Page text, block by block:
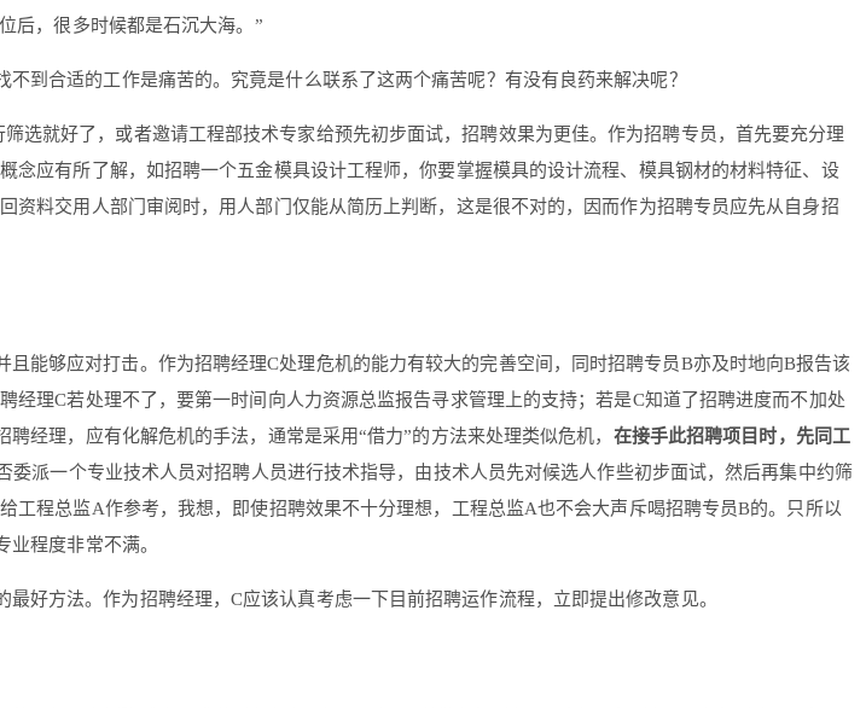
后，很多时候都是石沉大海。”
不到合适的工作是痛苦的。究竟是什么联系了这两个痛苦呢？有没有良药来解决呢？
选就好了，或者邀请工程部技术专家给预先初步面试，招聘效果为更佳。作为招聘专员，首先要充分理
应有所了解，如招聘一个五金模具设计工程师，你要掌握模具的设计流程、模具钢材的材料特征、设
料交用人部门审阅时，用人部门仅能从简历上判断，这是很不对的，因而作为招聘专员应先从自身招
能够应对打击。作为招聘经理C处理危机的能力有较大的完善空间，同时招聘专员B亦及时地向B报告该
理C若处理不了，要第一时间向人力资源总监报告寻求管理上的支持；若是C知道了招聘进度而不加处
经理，应有化解危机的手法，通常是采用“借力”的方法来处理类似危机， 在接手此招聘项目时，先同工
派一个专业技术人员对招聘人员进行技术指导，由技术人员先对候选人作些初步面试，然后再集中约筛
程总监A作参考，我想，即使招聘效果不十分理想，工程总监A也不会大声斥喝招聘专员B的。只所以
程度非常不满。
好方法。作为招聘经理，C应该认真考虑一下目前招聘运作流程，立即提出修改意见。